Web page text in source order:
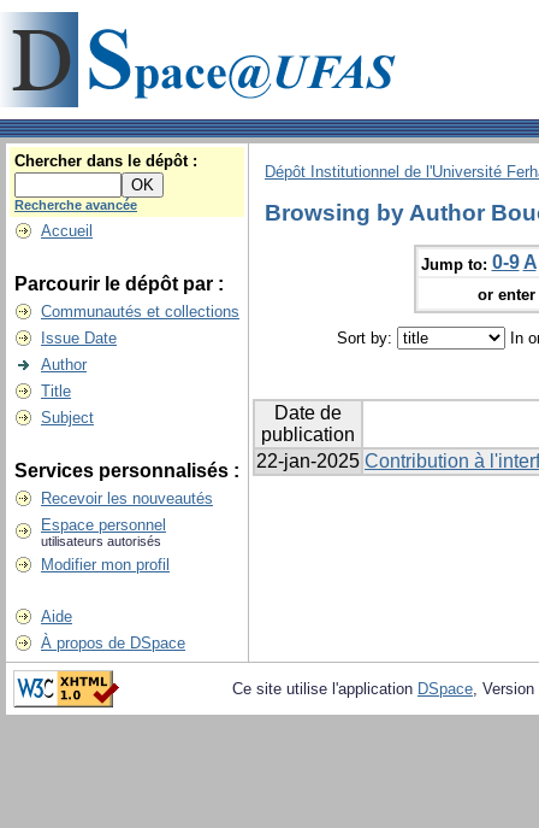
Chercher dans le dépôt :
Recherche avancée
Accueil
Parcourir le dépôt par :
Communautés et collections
Issue Date
Author
Title
Subject
Services personnalisés :
Recevoir les nouveautés
Espace personnel
utilisateurs autorisés
Modifier mon profil
Aide
À propos de DSpace
Dépôt Institutionnel de l'Université
Browsing by Author
Jump to: 0-9 A
or
Sort by: In
Date de
publication
22-jan-2025 Contribution à
Ce site utilise l'application DSpace,